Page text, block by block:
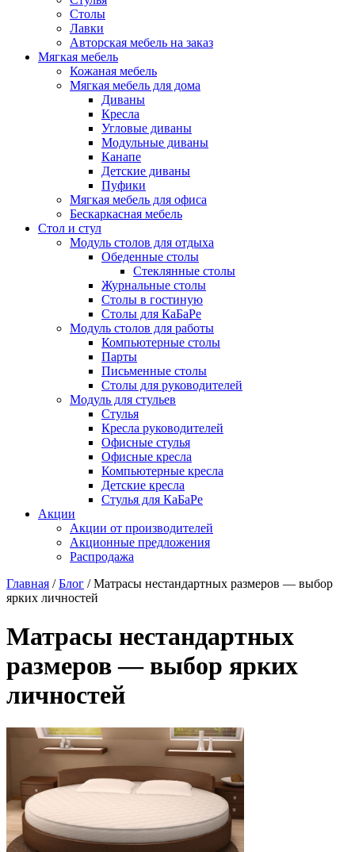
Столы
Лавки
Авторская мебель на заказ
Мягкая мебель
Кожаная мебель
Мягкая мебель для дома
Диваны
Кресла
Угловые диваны
Модульные диваны
Канапе
Детские диваны
Пуфики
Мягкая мебель для офиса
Бескаркасная мебель
Стол и стул
Модуль столов для отдыха
Обеденные столы
Стеклянные столы
Журнальные столы
Столы в гостиную
Столы для КаБаРе
Модуль столов для работы
Компьютерные столы
Парты
Письменные столы
Столы для руководителей
Модуль для стульев
Стулья
Кресла руководителей
Офисные стулья
Офисные кресла
Компьютерные кресла
Детские кресла
Стулья для КаБаРе
Акции
Акции от производителей
Акционные предложения
Распродажа
Главная /Блог /Матрасы нестандартных размеров — выбор
ярких личностей
Матрасы нестандартных
размеров — выбор ярких
личностей